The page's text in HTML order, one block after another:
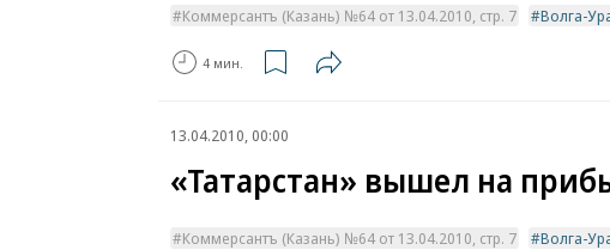
Коммерсантъ (Казань) №64 от 13.04.2010, стр. 7 Волга-
4 мин.
13.04.2010, 00:00
«Татарстан» вышел на
Коммерсантъ (Казань) №64 от 13.04.2010, стр. 7 Волга-